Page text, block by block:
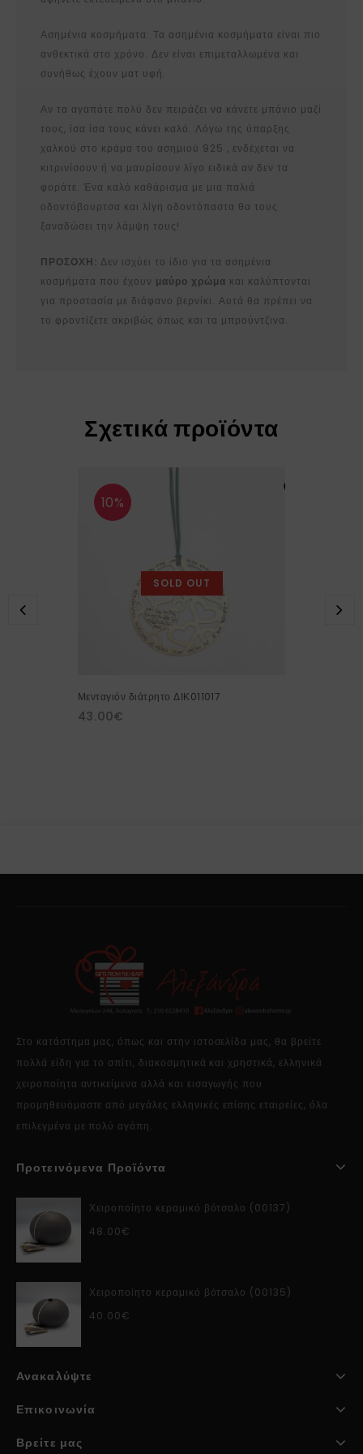
Ασημένια κοσμήματα: Τα ασημένια κοσμήματα είναι πιο
ανθεκτικά στο χρόνο. Δεν είναι επιμεταλλωμένα και
συνήθως έχουν ματ υφή.
Αν τα αγαπάτε πολύ δεν πειράζει να κάνετε μπάνιο μαζί
τους, ίσα ίσα τους κάνει καλό. Λόγω της ύπαρξης
χαλκού στο κράμα του ασημιού 925 , ενδέχεται να
κιτρινίσουν ή να μαυρίσουν λίγο ειδικά αν δεν τα
φοράτε. Ένα καλό καθάρισμα με μια παλιά
οδοντόβουρτσα και λίγη οδοντόπαστα θα τους
ξαναδώσει την λάμψη τους!
ΠΡΟΣΟΧΗ: Δεν ισχύει το ίδιο για τα ασημένια
κοσμήματα που έχουν μαύρο χρώμα και καλύπτονται
για προστασία με διάφανο βερνίκι. Αυτά θα πρέπει να
το φροντίζετε ακριβώς όπως και τα μπρούντζινα.
Σχετικά προϊόντα
10%
SOLD OUT
Μενταγιόν διάτρητο ΔΙΚ011017
43.00€
Στο κατάστημα μας, όπως και στην ιστοσελίδα μας, θα βρείτε
πολλά είδη για το σπίτι, διακοσμητικά και χρηστικά, ελληνικά
χειροποίητα αντικείμενα αλλά και εισαγωγής που
προμηθευόμαστε από μεγάλες ελληνικές επίσης εταιρείες, όλα
επιλεγμένα με πολύ αγάπη.
Προτεινόμενα Προϊόντα
Χειροποίητο κεραμικό βότσαλο (00137)
48.00€
Χειροποίητο κεραμικό βότσαλο (00135)
40.00€
Ανακαλύψτε
Επικοινωνία
Βρείτε μας